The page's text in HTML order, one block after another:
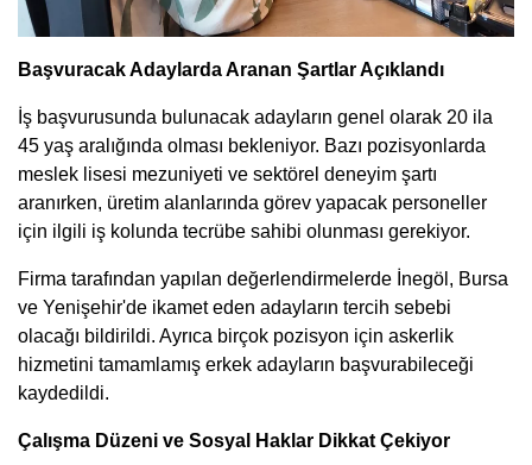
Başvuracak Adaylarda Aranan Şartlar Açıklandı
İş başvurusunda bulunacak adayların genel olarak 20 ila
45 yaş aralığında olması bekleniyor. Bazı pozisyonlarda
meslek lisesi mezuniyeti ve sektörel deneyim şartı
aranırken, üretim alanlarında görev yapacak personeller
için ilgili iş kolunda tecrübe sahibi olunması gerekiyor.
Firma tarafından yapılan değerlendirmelerde İnegöl, Bursa
ve Yenişehir'de ikamet eden adayların tercih sebebi
olacağı bildirildi. Ayrıca birçok pozisyon için askerlik
hizmetini tamamlamış erkek adayların başvurabileceği
kaydedildi.
Çalışma Düzeni ve Sosyal Haklar Dikkat Çekiyor